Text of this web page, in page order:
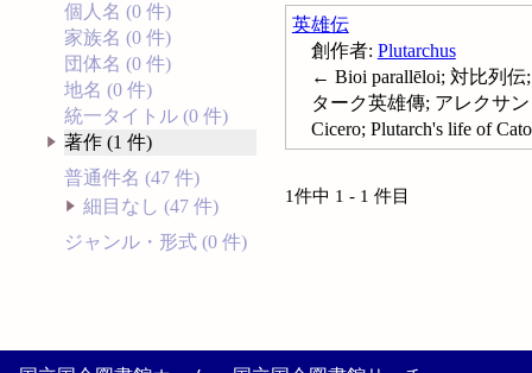
個人名 (0 件)
家族名 (0 件)
団体名 (0 件)
地名 (0 件)
統一タイトル (0 件)
著作 (1 件)
普通件名 (47 件)
細目なし (47 件)
ジャンル・形式 (0 件)
英雄伝
創作者: Plutarchus
← Bioi parallēloi; 対比列
ターク英雄傳; アレクサン
Cicero; Plutarch's life of
1件中 1 - 1 件目